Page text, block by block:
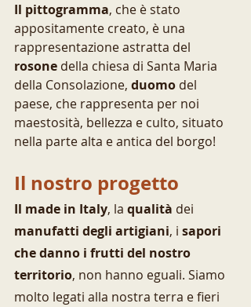
Il pittogramma, che è stato
appositamente creato, è una
rappresentazione astratta del
rosone della chiesa di Santa Maria
della Consolazione, duomo del
paese, che rappresenta per noi
maestosità, bellezza e culto, situato
nella parte alta e antica del borgo!
Il nostro progetto
Il made in Italy, la qualità dei
manufatti degli artigiani, i sapori
che danno i frutti del nostro
territorio, non hanno eguali. Siamo
molto legati alla nostra terra e fieri